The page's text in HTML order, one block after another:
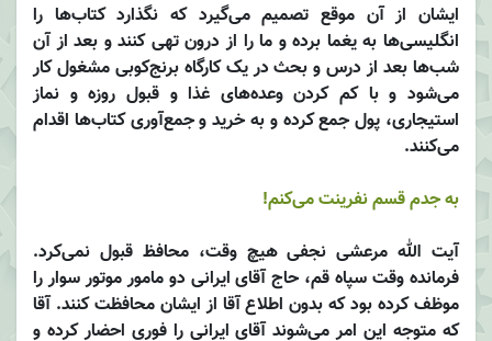
ایشان از آن موقع تصمیم می‌گیرد که نگذارد کتاب‌ها را
انگلیسی‌ها به یغما برده و ما را از درون تهی کنند و بعد از آن
شب‌ها بعد از درس و بحث در یک کارگاه برنج‌کوبی مشغول کار
می‌شود و با کم کردن وعده‌های غذا و قبول روزه و نماز
استیجاری، پول جمع کرده و به خرید و جمع‌آوری کتاب‌ها اقدام
می‌کنند.
به جدم قسم نفرینت می‌کنم!
آیت الله مرعشی نجفی هیچ وقت، محافظ قبول نمی‌کرد.
فرمانده وقت سپاه قم، حاج آقای ایرانی دو مامور موتور سوار را
موظف کرده بود که بدون اطلاع آقا از ایشان محافظت کنند. آقا
که متوجه این امر می‌شوند آقای ایرانی را فوری احضار کرده و